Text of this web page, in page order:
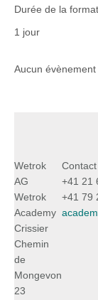
Durée de la
1 jour
Aucun
Wetrok
AG
Wetrok
Academy
Crissier
Chemin
de
Mongevon
23
Contact
+41 21
+41 79